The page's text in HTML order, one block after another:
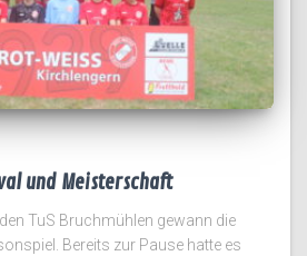
und Meisterschaft
TuS Bruchmühlen gewann die
Bereits zur Pause hatte es